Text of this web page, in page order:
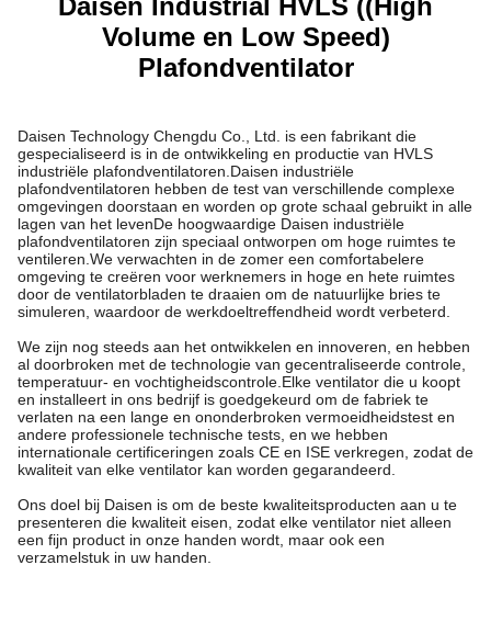
Daisen Industrial HVLS ((High
Volume en Low Speed)
Plafondventilator
Daisen Technology Chengdu Co., Ltd. is een fabrikant die
gespecialiseerd is in de ontwikkeling en productie van HVLS
industriële plafondventilatoren.Daisen industriële
plafondventilatoren hebben de test van verschillende complexe
omgevingen doorstaan en worden op grote schaal gebruikt in alle
lagen van het levenDe hoogwaardige Daisen industriële
plafondventilatoren zijn speciaal ontworpen om hoge ruimtes te
ventileren.We verwachten in de zomer een comfortabelere
omgeving te creëren voor werknemers in hoge en hete ruimtes
door de ventilatorbladen te draaien om de natuurlijke bries te
simuleren, waardoor de werkdoeltreffendheid wordt verbeterd.
We zijn nog steeds aan het ontwikkelen en innoveren, en hebben
al doorbroken met de technologie van gecentraliseerde controle,
temperatuur- en vochtigheidscontrole.Elke ventilator die u koopt
en installeert in ons bedrijf is goedgekeurd om de fabriek te
verlaten na een lange en ononderbroken vermoeidheidstest en
andere professionele technische tests, en we hebben
internationale certificeringen zoals CE en ISE verkregen, zodat de
kwaliteit van elke ventilator kan worden gegarandeerd.
Ons doel bij Daisen is om de beste kwaliteitsproducten aan u te
presenteren die kwaliteit eisen, zodat elke ventilator niet alleen
een fijn product in onze handen wordt, maar ook een
verzamelstuk in uw handen.